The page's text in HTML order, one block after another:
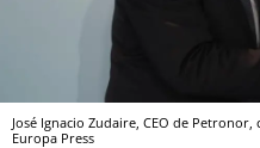
José Ignacio Zudaire, CEO de
Europa Press